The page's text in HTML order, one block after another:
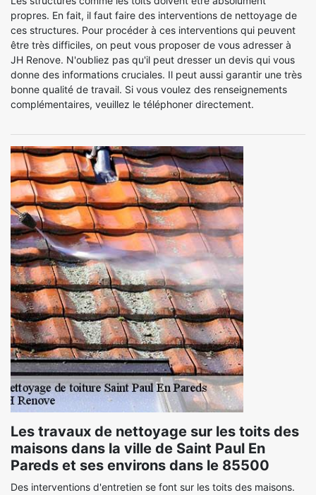
propres. En fait, il faut faire des interventions de nettoyage de
ces structures. Pour procéder à ces interventions qui peuvent
être très difficiles, on peut vous proposer de vous adresser à
JH Renove. N'oubliez pas qu'il peut dresser un devis qui vous
donne des informations cruciales. Il peut aussi garantir une très
bonne qualité de travail. Si vous voulez des renseignements
complémentaires, veuillez le téléphoner directement.
Les travaux de nettoyage sur les toits des
maisons dans la ville de Saint Paul En
Pareds et ses environs dans le 85500
Des interventions d'entretien se font sur les toits des maisons.